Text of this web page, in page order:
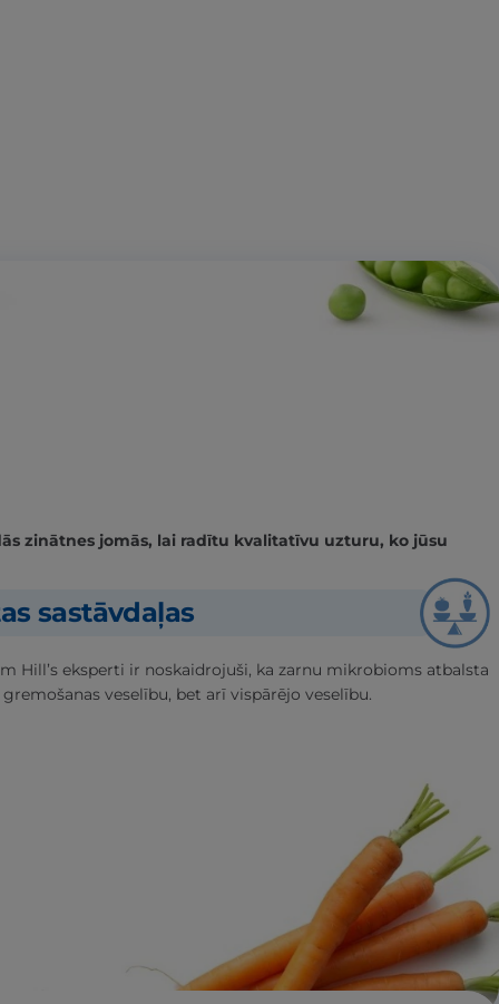
zinātnes jomās, lai radītu kvalitatīvu uzturu, ko jūsu
sastāvdaļas
Hill’s eksperti ir noskaidrojuši, ka zarnu mikrobioms atbalsta
veselību, bet arī vispārējo veselību.